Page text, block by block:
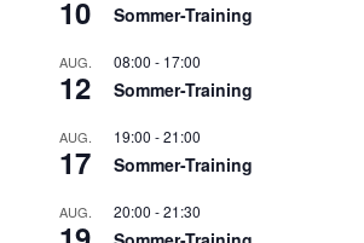
10 Sommer-Training
AUG.
12
08:00 - 17:00
Sommer-Training
AUG.
17
19:00 -21:00
Sommer-Training
AUG. 20:00 -21:30